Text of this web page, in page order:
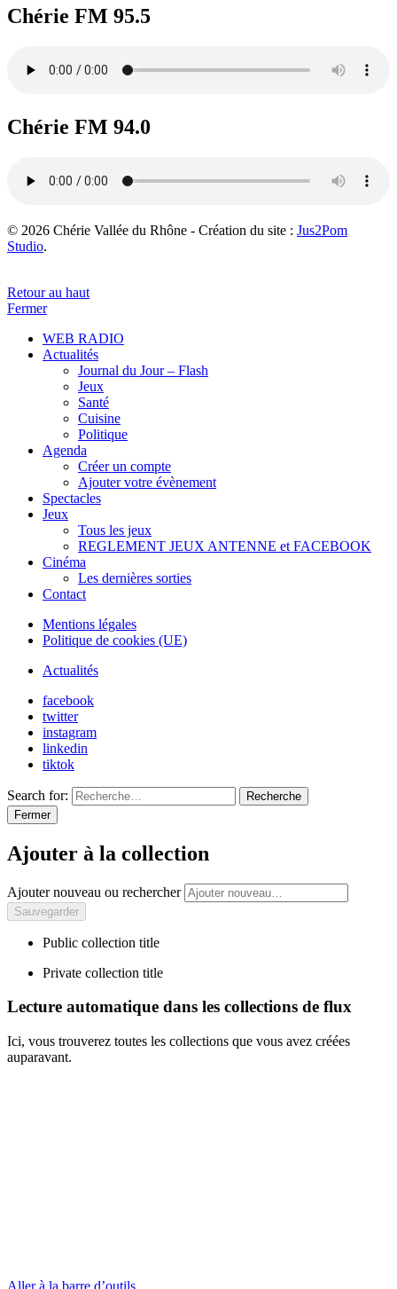
Chérie FM 95.5
Chérie FM 94.0
© 2026 Chérie Vallée du Rhône - Création du site : Jus2Pom
Studio.
Retour au haut
Fermer
WEB RADIO
Actualités
Journal du Jour – Flash
Jeux
Santé
Cuisine
Politique
Agenda
Créer un compte
Ajouter votre évènement
Spectacles
Jeux
Tous les jeux
REGLEMENT JEUX ANTENNE et FACEBOOK
Cinéma
Les dernières sorties
Contact
Mentions légales
Politique de cookies (UE)
Actualités
facebook
twitter
instagram
linkedin
tiktok
Search for:
Recherche
Fermer
Ajouter à la collection
Ajouter nouveau ou rechercher
Public collection title
Private collection title
Lecture automatique dans les collections de flux
Ici, vous trouverez toutes les collections que vous avez créées
auparavant.
Aller à la barre d’outils